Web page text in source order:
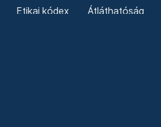
Etikai kódex Átláthatóság